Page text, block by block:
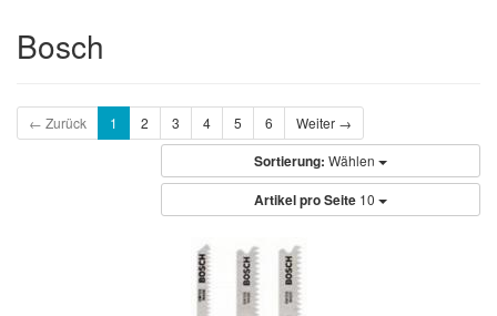
Bosch
← Zurück 1 2 3 4 5 6 Weiter →
Sortierung: Wählen
Artikel pro Seite 10